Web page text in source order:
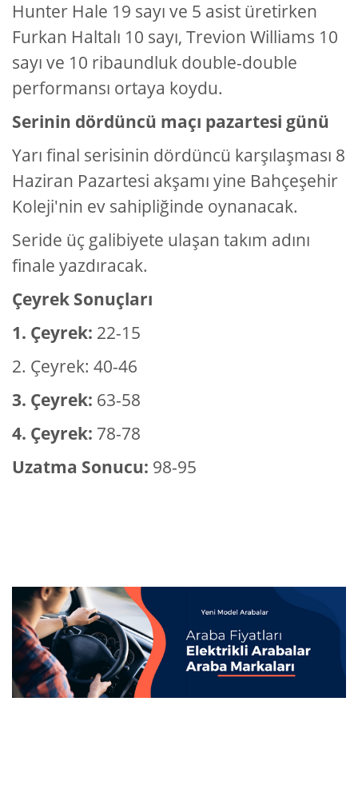
Hunter Hale 19 sayı ve 5 asist üretirken
Furkan Haltalı 10 sayı, Trevion Williams 10
sayı ve 10 ribaundluk double-double
performansı ortaya koydu.
Serinin dördüncü maçı pazartesi günü
Yarı final serisinin dördüncü karşılaşması 8
Haziran Pazartesi akşamı yine Bahçeşehir
Koleji'nin ev sahipliğinde oynanacak.
Seride üç galibiyete ulaşan takım adını
finale yazdıracak.
Çeyrek Sonuçları
1. Çeyrek: 22-15
2. Çeyrek: 40-46
3. Çeyrek: 63-58
4. Çeyrek: 78-78
Uzatma Sonucu: 98-95